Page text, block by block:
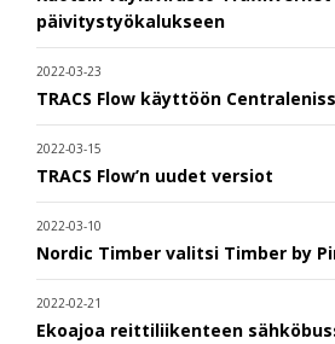
päivitystyökalukseen
2022-03-23
TRACS Flow käyttöön
2022-03-15
TRACS Flow’n uudet versiot
2022-03-10
Nordic Timber valitsi Timber by
2022-02-21
Ekoajoa reittiliikenteen